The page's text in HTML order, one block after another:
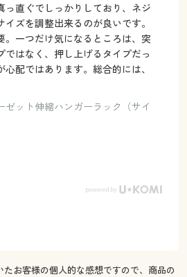
っ直ぐでしっかりしており、ネジ
ズを調整出来るのが良いです。
。一つだけ気になるところは、突
ではなく、押し上げるタイプだっ
配ではあります。総合的には、
ゼット伸縮ハンガーラック（サイ
お客様の個人的な感想ですので、商品の